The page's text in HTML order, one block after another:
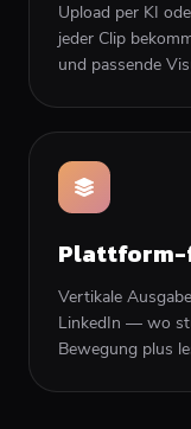
Upload per KI
jeder Clip
und passende
Plattform-
Vertikale
LinkedIn — wo
Bewegung plus